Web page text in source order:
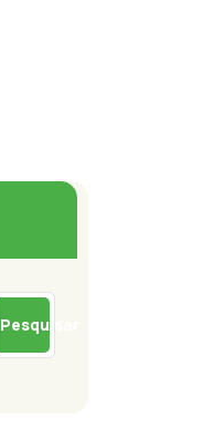
Pesquisar